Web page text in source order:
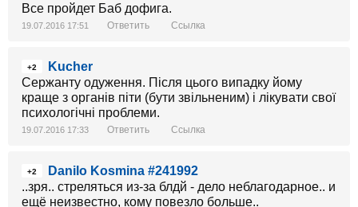
Все пройдет Баб дофига.
19.07.2016 17:51 Ответить Ссылка
+2
Kucher
Сержанту одуження. Після цього випадку йому
краще з органів піти (бути звільненим) і лікувати свої
психологічні проблеми.
19.07.2016 17:33 Ответить Ссылка
+2
Danilo Kosmina #241992
..зря.. стреляться из-за блдй - дело неблагодарное.. и
ещё неизвестно, кому повезло больше..